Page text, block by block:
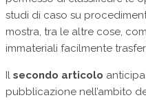
studi di caso su
mostra, tra le altre cose,
immateriali facilmente
Il secondo articolo
pubblicazione nell’ambito